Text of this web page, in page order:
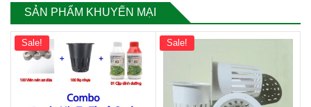
SẢN PHẨM KHUYẾN MẠI
Sale! Sale!